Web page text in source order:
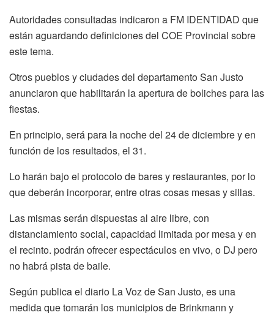
Autoridades consultadas indicaron a FM IDENTIDAD que
están aguardando definiciones del COE Provincial sobre
este tema.
Otros pueblos y ciudades del departamento San Justo
anunciaron que habilitarán la apertura de boliches para las
fiestas.
En principio, será para la noche del 24 de diciembre y en
función de los resultados, el 31.
Lo harán bajo el protocolo de bares y restaurantes, por lo
que deberán incorporar, entre otras cosas mesas y sillas.
Las mismas serán dispuestas al aire libre, con
distanciamiento social, capacidad limitada por mesa y en
el recinto. podrán ofrecer espectáculos en vivo, o DJ pero
no habrá pista de baile.
Según publica el diario La Voz de San Justo, es una
medida que tomarán los municipios de Brinkmann y